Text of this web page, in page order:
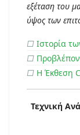
εξέταση του
ύψος των
□ Ιστορία
□
□ Η Έκθεση
Τεχνική